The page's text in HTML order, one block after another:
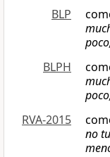
BLP
BLPH
RVA-2015
no